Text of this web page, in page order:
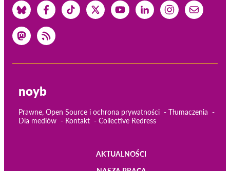
noyb
Prawne, Open Source i ochrona prywatności
Tłumaczenia
Dla mediów
Kontakt Collective Redress
AKTUALNOŚCI